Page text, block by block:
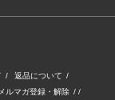
/ 返品について /
ルマガ登録・解除 / /